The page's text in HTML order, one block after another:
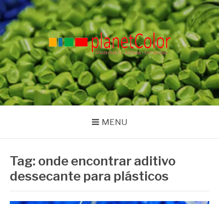
Pular
para
o
conteúdo
PLANET COLOR
Blog
MENU
Tag: onde encontrar aditivo
dessecante para plásticos